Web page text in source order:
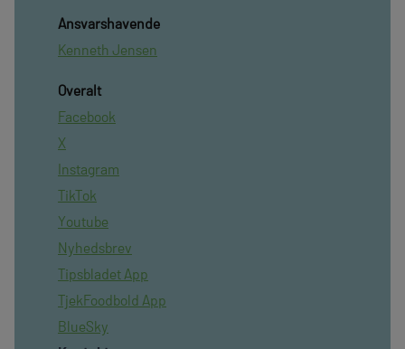
Ansvarshavende
Kenneth Jensen
Overalt
Facebook
X
Instagram
TikTok
Youtube
Nyhedsbrev
Tipsbladet App
TjekFoodbold App
BlueSky